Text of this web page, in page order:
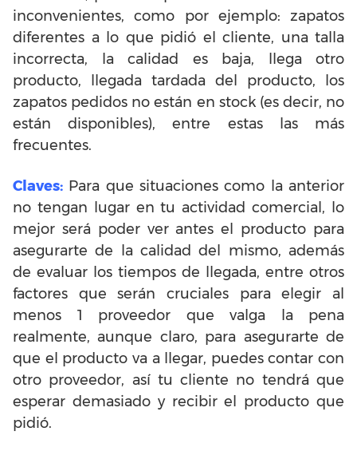
inconvenientes, como por ejemplo: zapatos
diferentes a lo que pidió el cliente, una talla
incorrecta, la calidad es baja, llega otro
producto, llegada tardada del producto, los
zapatos pedidos no están en stock (es decir, no
están disponibles), entre estas las más
frecuentes.
Claves: Para que situaciones como la anterior
no tengan lugar en tu actividad comercial, lo
mejor será poder ver antes el producto para
asegurarte de la calidad del mismo, además
de evaluar los tiempos de llegada, entre otros
factores que serán cruciales para elegir al
menos 1 proveedor que valga la pena
realmente, aunque claro, para asegurarte de
que el producto va a llegar, puedes contar con
otro proveedor, así tu cliente no tendrá que
esperar demasiado y recibir el producto que
pidió.